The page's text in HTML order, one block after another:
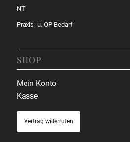
NTI
Praxis- u. OP-Bedarf
SHOP
Mein Konto
Kasse
Vertrag widerrufen